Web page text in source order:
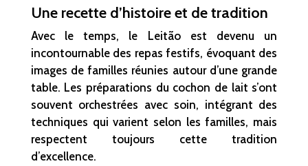
Une recette d’histoire et de tradition
Avec le temps, le Leitão est devenu un
incontournable des repas festifs, évoquant des
images de familles réunies autour d’une grande
table. Les préparations du cochon de lait s’ont
souvent orchestrées avec soin, intégrant des
techniques qui varient selon les familles, mais
respectent toujours cette tradition
d’excellence.